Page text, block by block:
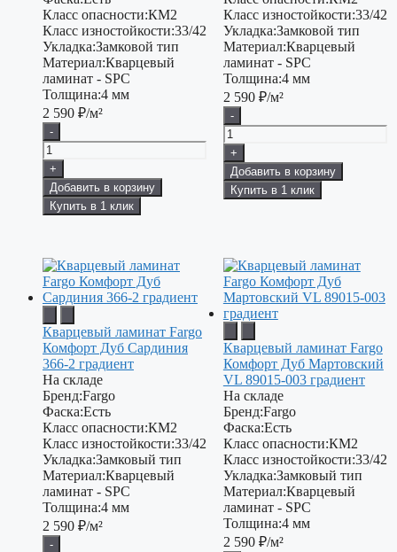
Класс опасности:КМ2
Класс изностойкости:33/42
Укладка:Замковой тип
Материал:Кварцевый
ламинат - SPC
Толщина:4 мм
2 590 ₽/м²
-
+
Добавить в корзину
Купить в 1 клик
Класс изностойкости:33/42
Укладка:Замковой тип
Материал:Кварцевый
ламинат - SPC
Толщина:4 мм
2 590 ₽/м²
-
+
Добавить в корзину
Купить в 1 клик
Кварцевый ламинат Fargo
Комфорт Дуб Сардиния
366-2 градиент
На складе
Бренд:Fargo
Фаска:Есть
Класс опасности:КМ2
Класс изностойкости:33/42
Укладка:Замковый тип
Материал:Кварцевый
ламинат - SPC
Толщина:4 мм
2 590 ₽/м²
-
Кварцевый ламинат Fargo
Комфорт Дуб Мартовский
VL 89015-003 градиент
На складе
Бренд:Fargo
Фаска:Есть
Класс опасности:КМ2
Класс изностойкости:33/42
Укладка:Замковый тип
Материал:Кварцевый
ламинат - SPC
Толщина:4 мм
2 590 ₽/м²